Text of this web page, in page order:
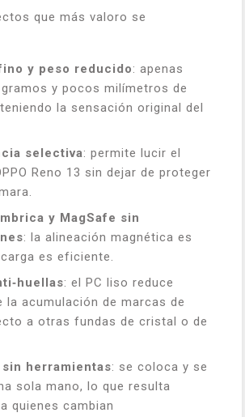
que más valoro se
y peso reducido: apenas
y pocos milímetros de
la sensación original del
selectiva: permite lucir el
Reno 13 sin dejar de proteger
y MagSafe sin
: la alineación magnética es
es eficiente.
: el PC liso reduce
la acumulación de marcas de
a otras fundas de cristal o de
sin herramientas: se coloca y se
sola mano, lo que resulta
quienes cambian